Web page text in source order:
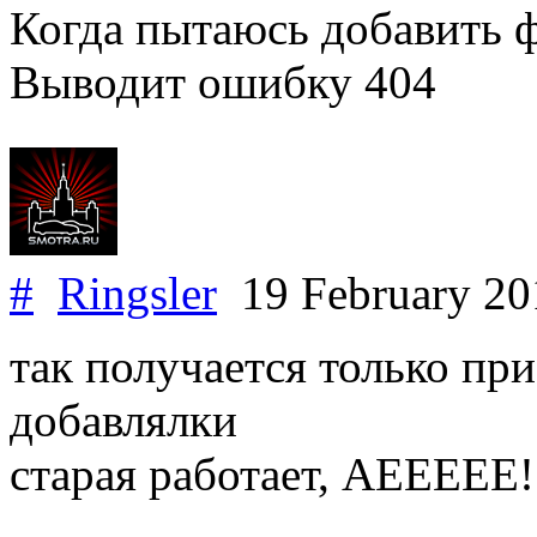
Когда пытаюсь добавить
Выводит ошибку 404
# Ringsler 19 February
так получается только
добавлялки
старая работает, АЕЕЕЕЕ!